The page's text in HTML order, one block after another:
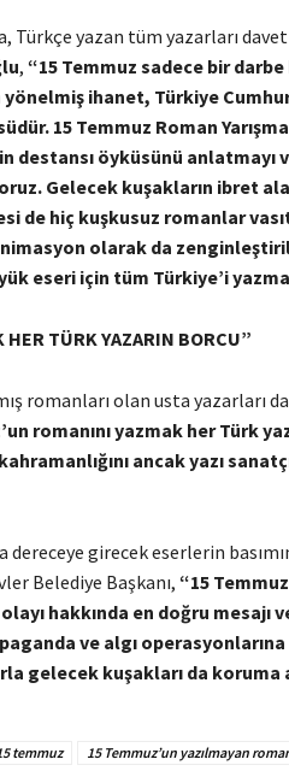
Türkçe yazan tüm yazarları
, “15 Temmuz sadece bir
yönelmiş ihanet, Türkiye
15 Temmuz Roman
destansı öyküsünü anlatmayı
Gelecek kuşakların ibret
de hiç kuşkusuz romanlar
olarak da
eseri için tüm Türkiye’i
HER TÜRK YAZARIN BORCU”
romanları olan usta yazarları
romanını yazmak her Türk
ancak yazı
dereceye girecek eserlerin
Belediye Başkanı, “15
hakkında en doğru mesajı
ve algı
gelecek kuşakları da koruma
temmuz 15 Temmuz’un yazılmayan